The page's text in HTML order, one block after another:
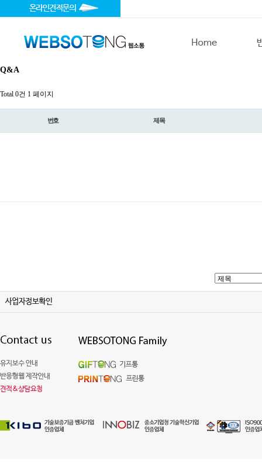
Q&A
Total 0건 1 페이지
번호 제목